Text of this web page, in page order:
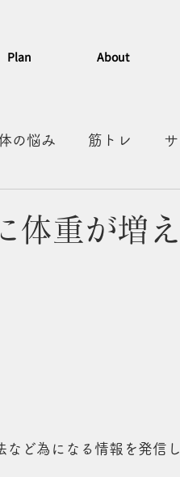
Plan About
の悩み 筋トレ
体重が増
ど為になる情報を発信